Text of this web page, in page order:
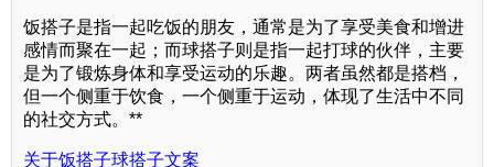
饭搭子是指一起吃饭的朋友，通常是为了享受美食和增进
感情而聚在一起；而球搭子则是指一起打球的伙伴，主要
是为了锻炼身体和享受运动的乐趣。两者虽然都是搭档，
但一个侧重于饮食，一个侧重于运动，体现了生活中不同
的社交方式。**
关于饭搭子球搭子文案